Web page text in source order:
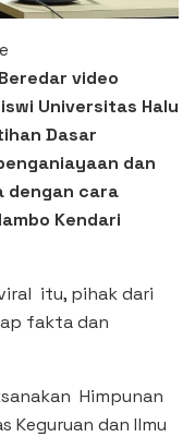
video
Universitas Halu
Dasar
dan
dengan cara
Kendari
itu, pihak dari
fakta dan
Himpunan
Keguruan dan Ilmu